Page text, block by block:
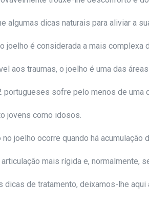
algumas dicas naturais para aliviar a
joelho é considerada a mais complexa
aos traumas, o joelho é uma das
portugueses sofre pelo menos de uma
jovens como idosos.
joelho ocorre quando há
articulação mais rígida e, normalmente,
dicas de tratamento, deixamos-lhe aqui